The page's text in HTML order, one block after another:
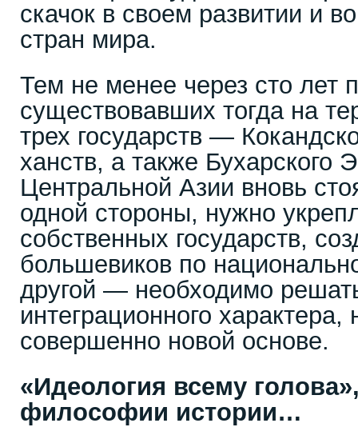
скачок в своем развитии и
стран мира.
Тем не менее через сто лет
существовавших тогда на
трех государств —
ханств, а также
Центральной Азии вновь
одной стороны, нужно
собственных государств,
большевиков по
другой — необходимо
интеграционного характера,
совершенно новой основе.
«Идеология всему
философии истории…